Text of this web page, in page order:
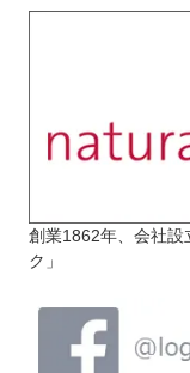
創業1862年、会社設
ク」